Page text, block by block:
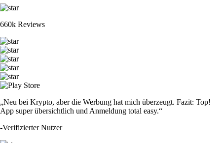
660k Reviews
„Neu bei Krypto, aber die Werbung hat mich überzeugt. Fazit: Top!
App super übersichtlich und Anmeldung total easy.“
-Verifizierter Nutzer